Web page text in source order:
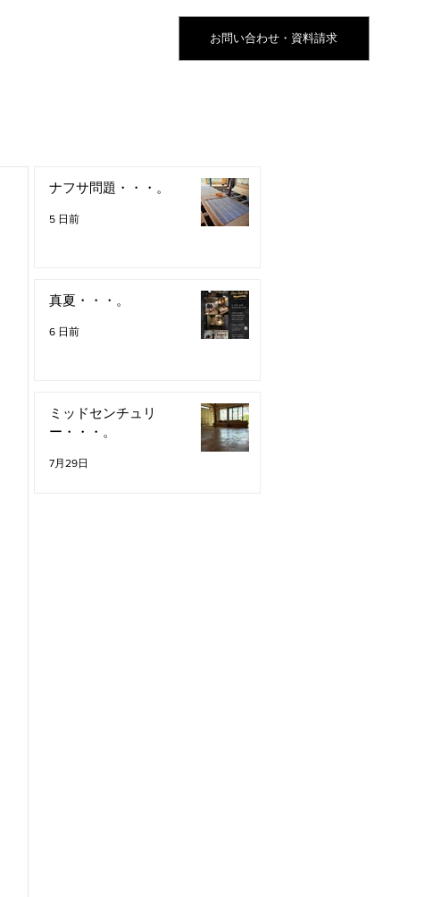
お問い合わせ・資料請求
ナフサ問題・・・。
5 日前
真夏・・・。
6 日前
ミッドセンチュリ
ー・・・。
7月29日